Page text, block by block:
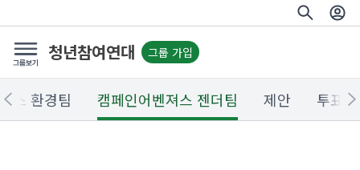
청년참여연대 그룹 가입
스 환경팀 캠페인어벤져스 젠더팀 제안 투표